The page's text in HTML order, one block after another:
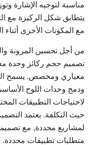
مناسبة لتوجيه الإشارة
يتطابق شكل الركيزة مع
مع المكونات الأخرى أثناء
من أجل تحسين المرونة
تصميم حجم ركائز وحدة
معياري ومخصص. يسمح
ودمج وحدات اللوح
لاحتياجات التطبيقات
حيث التكلفة. يعتمد
لمشاريع محددة, مع
متطلبات تطبيقات محددة.